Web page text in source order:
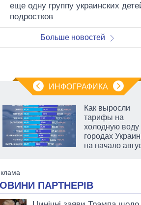
еще одну группу украинских
подростков
Больше новостей
ИНФОГРАФИКА
Как выросли
тарифы на
холодную воду
городах
на начало